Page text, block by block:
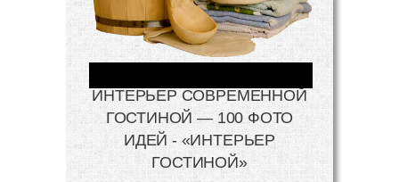
ИНТЕРЬЕР СОВРЕМЕННОЙ
ГОСТИНОЙ — 100 ФОТО
ИДЕЙ - «ИНТЕРЬЕР
ГОСТИНОЙ»